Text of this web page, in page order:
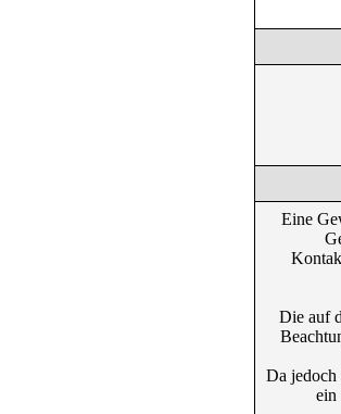
Eine
Die auf
Da jedoch
ein